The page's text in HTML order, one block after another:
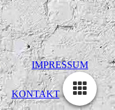
IMPRESSUM
KONTAKT